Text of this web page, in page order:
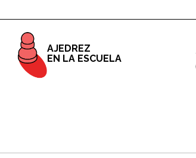
AJEDREZ
EN LA ESCUELA